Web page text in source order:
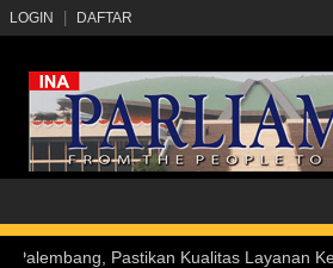
LOGIN DAFTAR
Pastikan Kualitas Layanan